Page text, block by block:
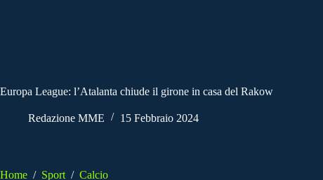
Europa League: l’Atalanta chiude il girone in casa del Rakow
Redazione MME 15 Febbraio 2024
Home / Sport / Calcio